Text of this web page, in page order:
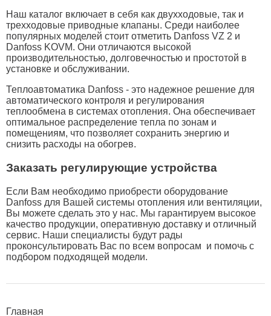
Наш каталог включает в себя как двухходовые, так и
трехходовые приводные клапаны. Среди наиболее
популярных моделей стоит отметить Danfoss VZ 2 и
Danfoss KOVM. Они отличаются высокой
производительностью, долговечностью и простотой в
установке и обслуживании.
Теплоавтоматика Danfoss - это надежное решение для
автоматического контроля и регулирования
теплообмена в системах отопления. Она обеспечивает
оптимальное распределение тепла по зонам и
помещениям, что позволяет сохранить энергию и
снизить расходы на обогрев.
Заказать регулирующие устройства
Если Вам необходимо приобрести оборудование
Danfoss для Вашей системы отопления или вентиляции,
Вы можете сделать это у нас. Мы гарантируем высокое
качество продукции, оперативную доставку и отличный
сервис. Наши специалисты будут рады
проконсультировать Вас по всем вопросам и помочь с
подбором подходящей модели.
Главная